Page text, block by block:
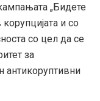
„Бидете
и со
со цел да се
за
антикоруптивни